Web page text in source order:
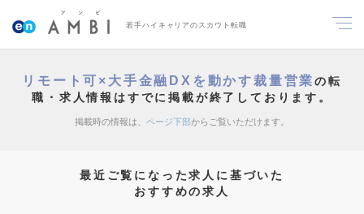
若手ハイキャリアのスカウト転職
リモート可×大手金融DXを動かす裁量営業の転
職・求人情報はすでに掲載が終了しております。
掲載時の情報は、 ページ下部からご覧いただけます。
最近ご覧になった求人に基づいた
おすすめの求人